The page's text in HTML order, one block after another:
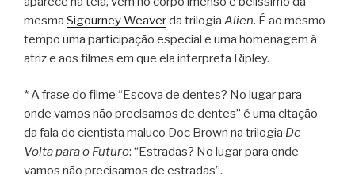
mesma Sigourney Weaverda trilogia Alien. É ao mesmo
tempo uma participação especial e uma homenagem à
atriz e aos filmes em que ela interpreta Ripley.
* A frase do filme “Escova de dentes? No lugar para
onde vamos não precisamos de dentes” é uma citação
da fala do cientista maluco Doc Brown na trilogia De
Volta para o Futuro: “Estradas? No lugar para onde
vamos não precisamos de estradas”.